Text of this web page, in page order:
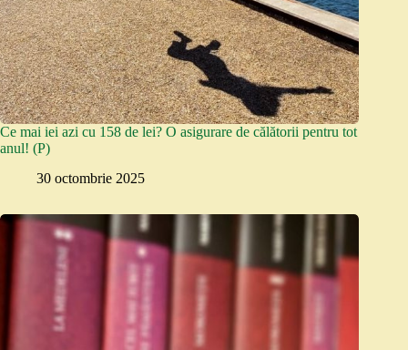
Ce mai iei azi cu 158 de lei? O asigurare de călătorii pentru tot
anul! (P)
30 octombrie 2025